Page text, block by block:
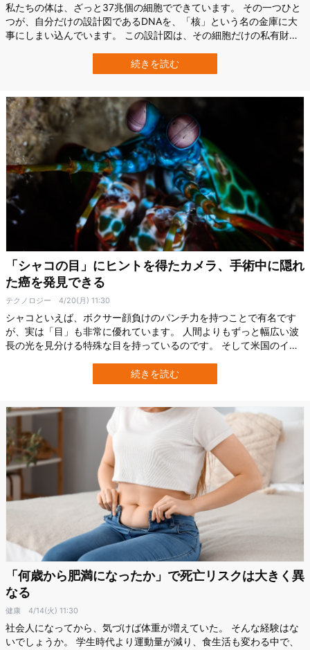
私たちの体は、ざっと37兆個の細胞でできています。 その一つひと
つが、自分だけの設計図であるDNAを、「核」という名の金庫に大
事にしまい込んでいます。 この設計図は、その細胞だけの私有財産
られていました。 ところがアメリカのテキサス大学（UT）で行われ
た研究により、ヒトの細胞どうしが「DNAの大きな塊」を、直接受
続きを読む
「シャコの目」にヒントを得たカメラ、手術中に隠れ
た癌を発見できる
テクノロジー 4/20(月) 11:30
シャコといえば、ボクサー顔負けのパンチ力を持つことで有名です
が、実は「目」も非常に優れています。 人間よりもずっと幅広い波
長の光を見分ける特殊な目を持っているのです。 そして米国のイリ
このシャコの視覚を参考にして、手術で取り出したリンパ節をその
場で調べ、がん転移の有無を素早く見分ける新型カメラを開発しま
続きを読む
「何歳から肥満になったか」で死亡リスクは大きく異
なる
健康 4/14(火) 11:30
社会人になってから、気づけば体重が増えていた。 そんな経験はな
いでしょうか。 学生時代より運動量が減り、食生活も変わる中で、